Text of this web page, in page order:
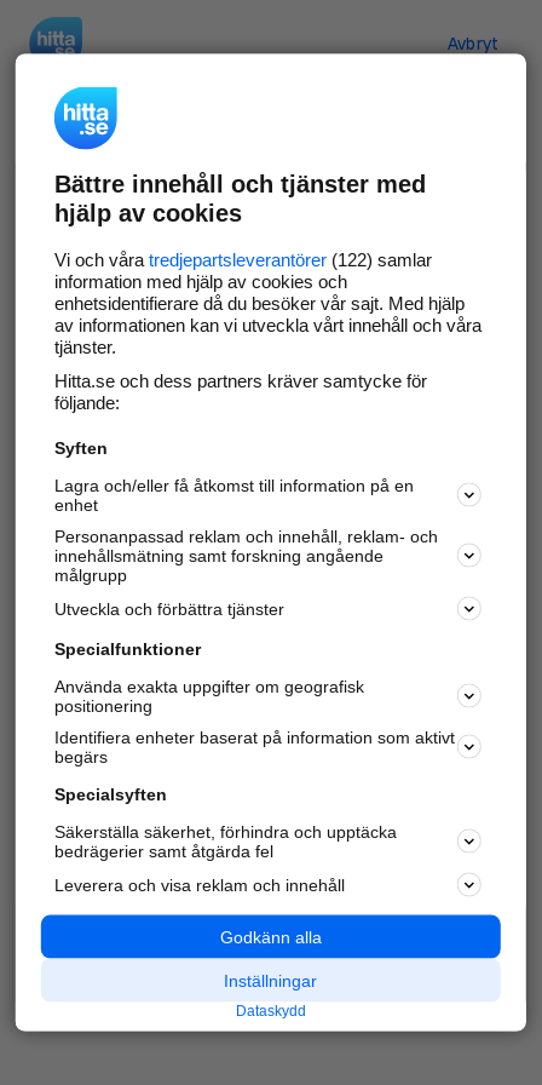
Avbryt
Verifiera ditt företag
Gör som 69 558företag
företagssida på hitta.se och syns bättre mot
kunder i ditt närområde. Helt kostnadsfritt.
Uppdatera din företagsinformation
Svara på och hantera dina omdömen
Har du redan verifierat ditt företag? Logga in
Varje vecka besöker du och4 miljoner
andra
härliga användare oss för att hitta rätt lokal
information om företag, privatpersoner och
platser.
Bättre innehåll och tjänster med
hjälp av cookies
Vi och våra tredjepartsleverantörer(122) samlar
information med hjälp av cookies och
enhetsidentifierare då du besöker vår sajt. Med hjälp
av informationen kan vi utveckla vårt innehåll och våra
tjänster.
Hitta.se och dess partners kräver samtycke för
följande:
Syften
Lagra och/eller få åtkomst till information på en
enhet
Personanpassad reklam och innehåll, reklam- och
innehållsmätning samt forskning angående
målgrupp
Utveckla och förbättra tjänster
Specialfunktioner
Använda exakta uppgifter om geografisk
positionering
Identifiera enheter baserat på information som aktivt
begärs
Specialsyften
Säkerställa säkerhet, förhindra och upptäcka
bedrägerier samt åtgärda fel
Leverera och visa reklam och innehåll
Godkänn alla
Inställningar
Dataskydd